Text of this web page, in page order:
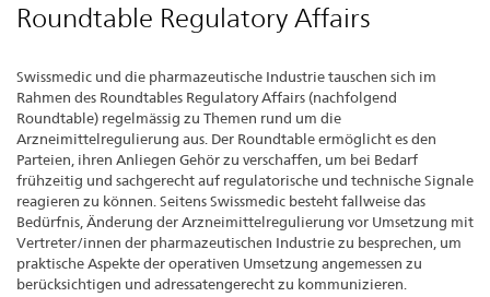
Roundtable Regulatory Affairs
Swissmedic und die pharmazeutische Industrie tauschen sich im
Rahmen des Roundtables Regulatory Affairs (nachfolgend
Roundtable) regelmässig zu Themen rund um die
Arzneimittelregulierung aus. Der Roundtable ermöglicht es den
Parteien, ihren Anliegen Gehör zu verschaffen, um bei Bedarf
frühzeitig und sachgerecht auf regulatorische und technische Signale
reagieren zu können. Seitens Swissmedic besteht fallweise das
Bedürfnis, Änderung der Arzneimittelregulierung vor Umsetzung mit
Vertreter/innen der pharmazeutischen Industrie zu besprechen, um
praktische Aspekte der operativen Umsetzung angemessen zu
berücksichtigen und adressatengerecht zu kommunizieren.